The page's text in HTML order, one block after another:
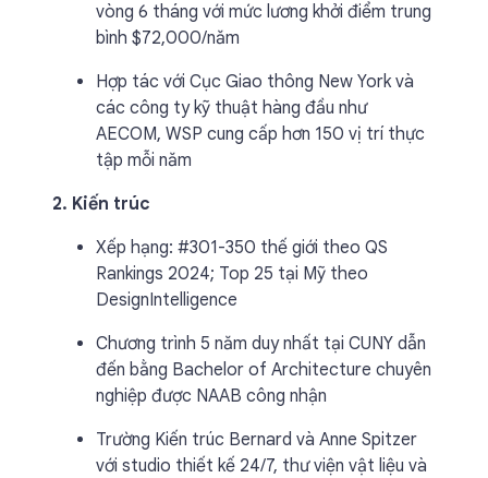
vòng 6 tháng với mức lương khởi điểm trung
bình $72,000/năm
Hợp tác với Cục Giao thông New York và
các công ty kỹ thuật hàng đầu như
AECOM, WSP cung cấp hơn 150 vị trí thực
tập mỗi năm
2. Kiến trúc
Xếp hạng: #301-350 thế giới theo QS
Rankings 2024; Top 25 tại Mỹ theo
DesignIntelligence
Chương trình 5 năm duy nhất tại CUNY dẫn
đến bằng Bachelor of Architecture chuyên
nghiệp được NAAB công nhận
Trường Kiến trúc Bernard và Anne Spitzer
với studio thiết kế 24/7, thư viện vật liệu và